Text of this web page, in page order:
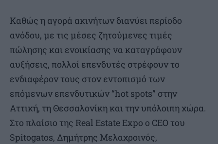
Καθώς η αγορά ακινήτων διανύει περίοδο
ανόδου, με τις μέσες ζητούμενες τιμές
πώλησης και ενοικίασης να καταγράφουν
αυξήσεις, πολλοί επενδυτές στρέφουν το
ενδιαφέρον τους στον εντοπισμό των
επόμενων επενδυτικών “hot spots” στην
Αττική, τη Θεσσαλονίκη και την υπόλοιπη χώρα.
Στο πλαίσιο της Real Estate Expo ο CEO του
Spitogatos, Δημήτρης Μελαχροινός,